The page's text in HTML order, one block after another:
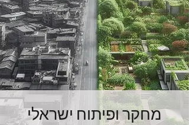
מחקר ופיתוח ישראלי